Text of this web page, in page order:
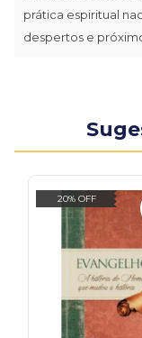
prática espiritual
despertos e
20% OFF